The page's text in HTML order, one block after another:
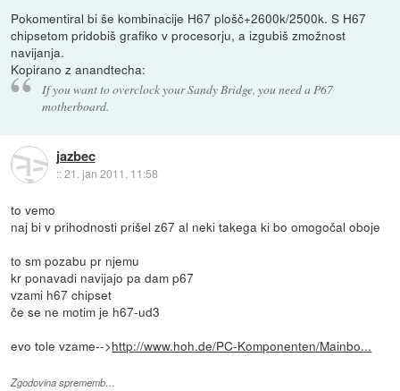
Pokomentiral bi še kombinacije H67 plošč+2600k/2500k. S H67
chipsetom pridobiš grafiko v procesorju, a izgubiš zmožnost
navijanja.
Kopirano z anandtecha:
If you want to overclock your Sandy Bridge, you need a P67
motherboard.
jazbec
::21. jan 2011, 11:58
to vemo
naj bi v prihodnosti prišel z67 al neki takega ki bo omogočal oboje
to sm pozabu pr njemu
kr ponavadi navijajo pa dam p67
vzami h67 chipset
če se ne motim je h67-ud3
evo tole vzame-->http://www.hoh.de/PC-Komponenten/Mainbo...
Zgodovina sprememb…